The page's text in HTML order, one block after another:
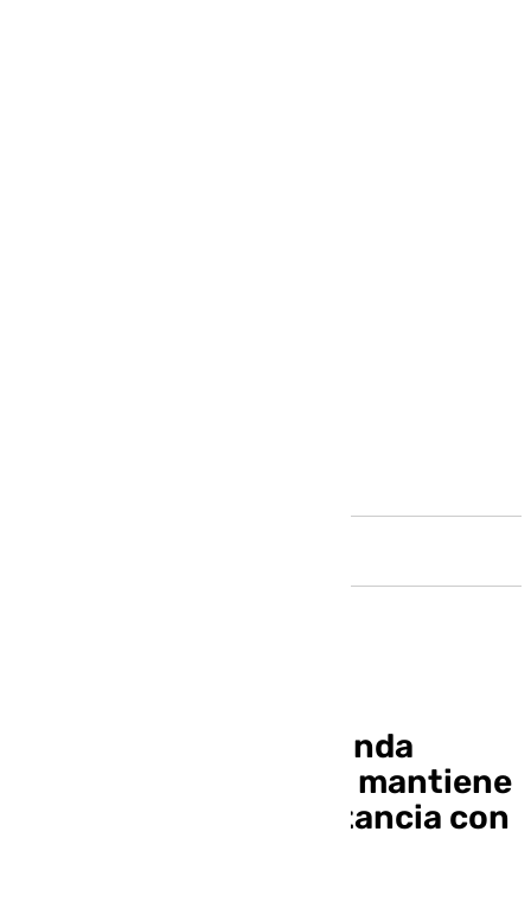
Clasificación de Segunda
División: el Málaga se mantiene
el 14º pero pierde distancia con